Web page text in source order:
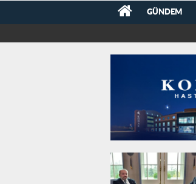
GÜNDEM